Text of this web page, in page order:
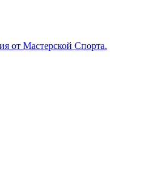
от Мастерской Спорта.